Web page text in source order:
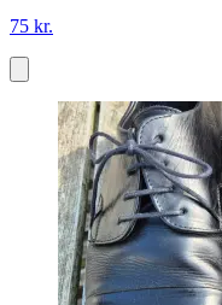
75 kr.